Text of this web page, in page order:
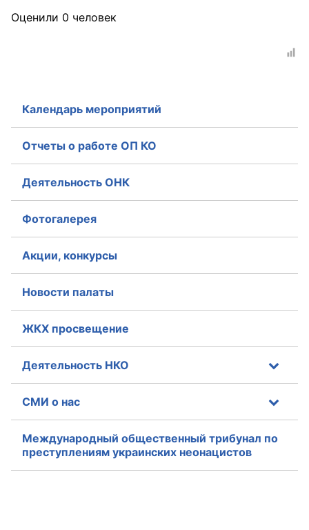
Оценили 0 человек
Календарь мероприятий
Отчеты о работе ОП КО
Деятельность ОНК
Фотогалерея
Акции, конкурсы
Новости палаты
ЖКХ просвещение
Деятельность НКО
СМИ о нас
Международный общественный трибунал по
преступлениям украинских неонацистов